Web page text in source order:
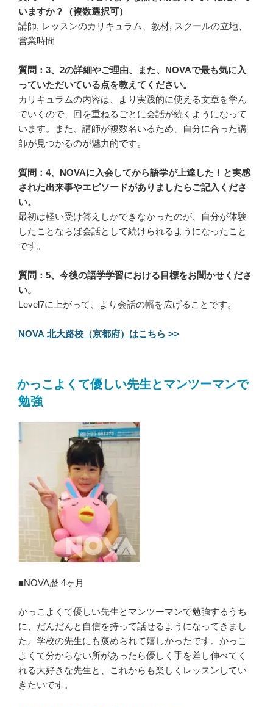
いますか？（複数選択可）
講師, レッスンのカリキュラム、教材, スクールの立地、
営業時間
質問：3、2の詳細やご理由、また、NOVAで最も気に入
っていただいている点を教えてください。
カリキュラムの内容は、より実践的に使える文章を学ん
でいくので、回を重ねるごとに会話が続くようになって
います。また、講師が複数名いるため、自分に合った講
師が見つかるのが魅力的です。
質問：4、NOVAに入会してから語学が上達した！と実感
された出来事やエピソードがありましたらご記入くださ
い。
最初は軽い受け答えしかできなかったのが、自分が体験
したことならば会話として続けられるようになったこと
です。
質問：5、今後の語学学習における目標をお聞かせくださ
い。
Level7に上がって、より会話の幅を広げることです。
NOVA 北大路校（京都府）はこちら >>
かっこよくて優しい先生とマンツーマンで
勉強
■NOVA歴 4ヶ月
かっこよくて優しい先生とマンツーマンで勉強するうち
に、だんだんと自信を持って話せるようになってきまし
た。学校の先生にも褒められて嬉しかったです。かっこ
よくて分からない所があったら優しく手を差し伸べてく
れる大好きな先生と、これからも楽しくレッスンしてい
きたいです。